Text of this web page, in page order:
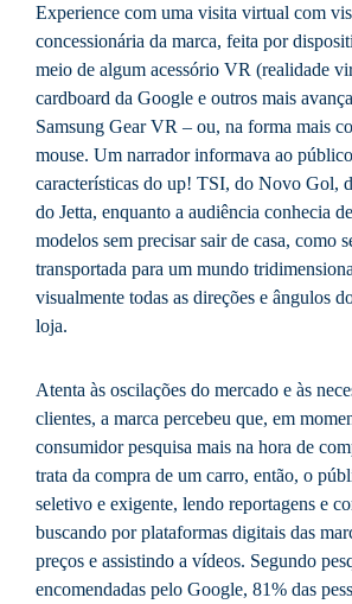
Experience com uma visita virtual com
concessionária da marca, feita por
meio de algum acessório VR (realidade
cardboard da Google e outros mais
Samsung Gear VR – ou, na forma mais
mouse. Um narrador informava ao
características do up! TSI, do Novo Gol,
do Jetta, enquanto a audiência conhecia
modelos sem precisar sair de casa, como
transportada para um mundo
visualmente todas as direções e ângulos
loja.
Atenta às oscilações do mercado e às
clientes, a marca percebeu que, em
consumidor pesquisa mais na hora de
trata da compra de um carro, então, o
seletivo e exigente, lendo reportagens e
buscando por plataformas digitais das
preços e assistindo a vídeos. Segundo
encomendadas pelo Google, 81% das